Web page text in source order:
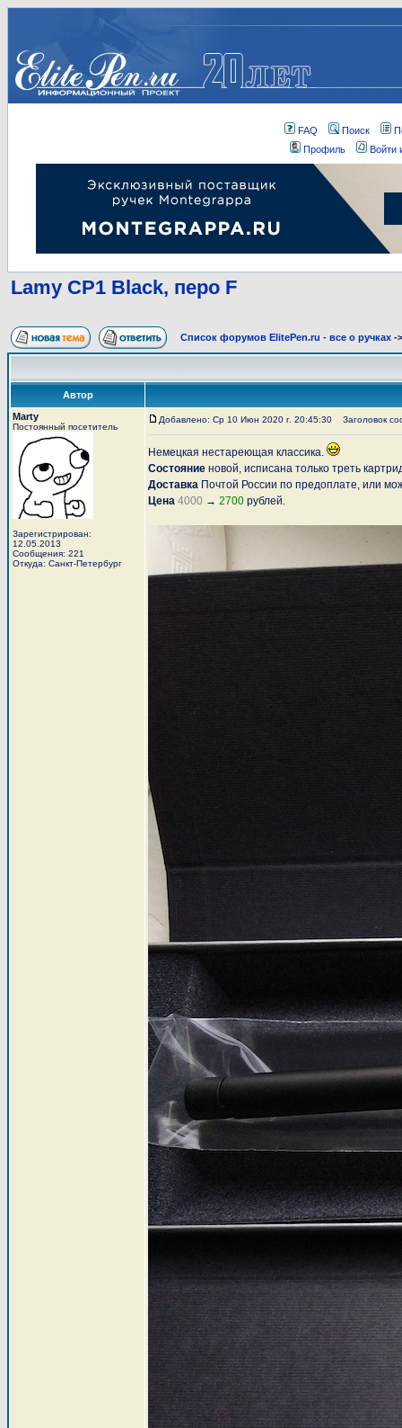
FAQ Поиск
Профиль
Войти
Lamy CP1 Black, перо F
Список форумов ElitePen.ru - все о ручках -
Автор
Marty
Постоянный посетитель
Зарегистрирован:
12.05.2013
Сообщения: 221
Откуда: Санкт-Петербург
Добавлено: Ср 10 Июн 2020 г. 20:45:30 Заголовок
Немецкая нестареющая классика.
Состояние новой, исписана только треть
Доставка Почтой России по предоплате, или
Цена 4000 → 2700 рублей.